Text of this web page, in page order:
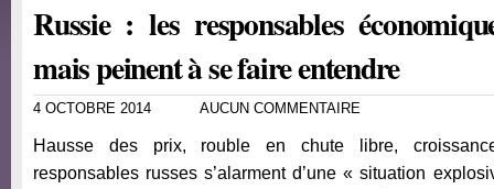
Russie : les responsables
mais peinent à se faire entendre
4 OCTOBRE 2014 AUCUN COMMENTAIRE
Hausse des prix, rouble en chute libre,
responsables russes s’alarment d’une « situation